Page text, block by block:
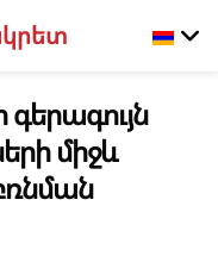
գերագույն
միջև